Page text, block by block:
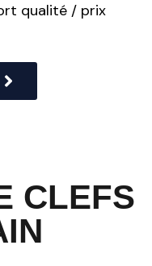
qualité / prix
CLEFS